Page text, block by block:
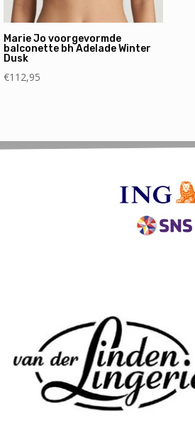
Marie Jo voorgevormde
balconette bh Adelade Winter
Dusk
€112,95